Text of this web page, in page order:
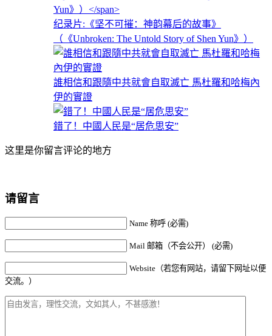
纪录片:《坚不可摧：神韵幕后的故事》
（《Unbroken: The Untold Story of Shen Yun》）
誰相信和跟隨中共就會自取滅亡 馬杜羅和哈梅內
伊的實證
錯了！中國人民是“居危思安”
这里是你留言评论的地方
请留言
Name 称呼 (必需)
Mail 邮箱（不会公开） (必需)
Website（若您有网站，请留下网址以便
交流。）